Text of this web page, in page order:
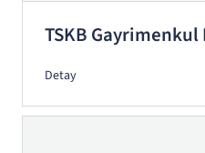
TSKB Gayrimenkul
Detay